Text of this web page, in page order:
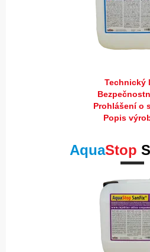
Technický
Prohlášení o
Popis
AquaStop